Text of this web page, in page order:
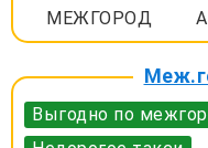
МЕЖГОРОД
Выгодно по